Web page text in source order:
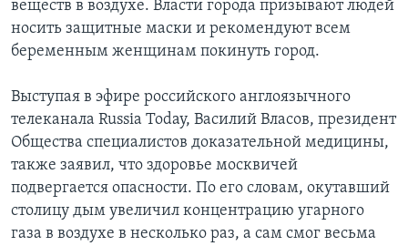
веществ в воздухе. Власти города призывают людей
носить защитные маски и рекомендуют всем
беременным женщинам покинуть город.
Выступая в эфире российского англоязычного
телеканала Russia Today, Василий Власов, президент
Общества специалистов доказательной медицины,
также заявил, что здоровье москвичей
подвергается опасности. По его словам, окутавший
столицу дым увеличил концентрацию угарного
газа в воздухе в несколько раз, а сам смог весьма